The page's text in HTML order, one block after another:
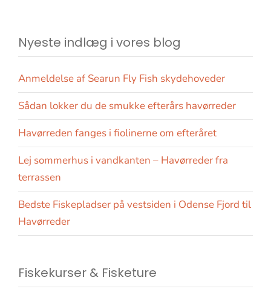
Nyeste indlæg i vores blog
Anmeldelse af Searun Fly Fish skydehoveder
Sådan lokker du de smukke efterårs havørreder
Havørreden fanges i fiolinerne om efteråret
Lej sommerhus i vandkanten – Havørreder fra
terrassen
Bedste Fiskepladser på vestsiden i Odense Fjord til
Havørreder
Fiskekurser & Fisketure